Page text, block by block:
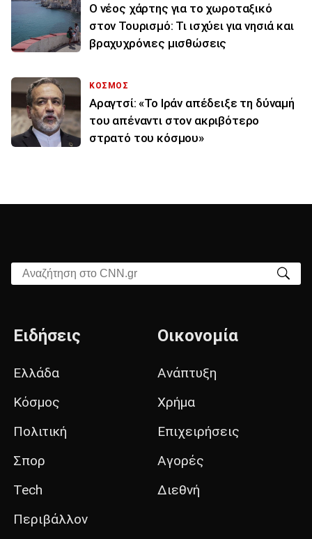
Ο νέος χάρτης για το χωροταξικό
στον Τουρισμό: Τι ισχύει για νησιά και
βραχυχρόνιες μισθώσεις
ΚΟΣΜΟΣ
Αραγτσί: «Το Ιράν απέδειξε τη δύναμή
του απέναντι στον ακριβότερο
στρατό του κόσμου»
Αναζήτηση στο CNN.gr
Ειδήσεις
Ελλάδα
Κόσμος
Πολιτική
Σπορ
Tech
Περιβάλλον
Οικονομία
Ανάπτυξη
Χρήμα
Επιχειρήσεις
Αγορές
Διεθνή